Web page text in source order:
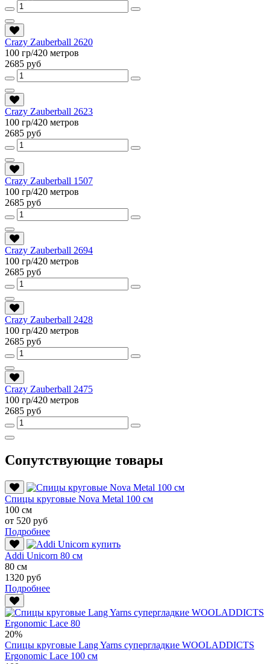
Crazy Zauberball 2620
100 гр/420 метров
2685 руб
Crazy Zauberball 2623
100 гр/420 метров
2685 руб
Crazy Zauberball 1507
100 гр/420 метров
2685 руб
Crazy Zauberball 2694
100 гр/420 метров
2685 руб
Crazy Zauberball 2428
100 гр/420 метров
2685 руб
Crazy Zauberball 2475
100 гр/420 метров
2685 руб
Сопутствующие товары
Спицы круговые Nova Metal 100 см
100 см
от 520 руб
Подробнее
Addi Unicorn 80 см
80 см
1320 руб
Подробнее
20%
Спицы круговые Lang Yarns супергладкие WOOLADDICTS
Ergonomic Lace 100 см